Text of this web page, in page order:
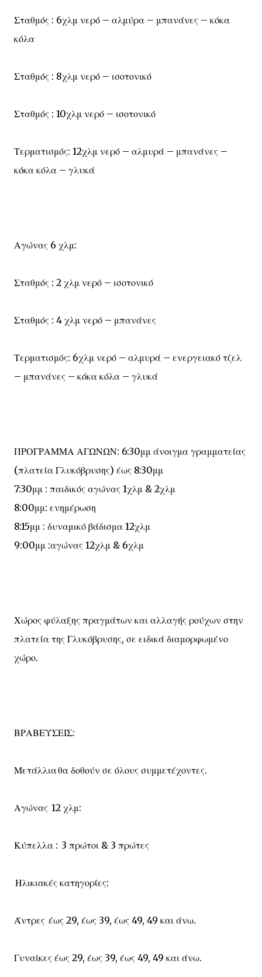
Σταθμός : 6χλμ νερό – αλμύρα – μπανάνες – κόκα
κόλα
Σταθμός : 8χλμ νερό – ισοτονικό
Σταθμός : 10χλμ νερό – ισοτονικό
Τερματισμός: 12χλμ νερό – αλμυρά – μπανάνες –
κόκα κόλα – γλυκά
Αγώνας 6 χλμ:
Σταθμός : 2 χλμ νερό – ισοτονικό
Σταθμός : 4 χλμ νερό – μπανάνες
Τερματισμός: 6χλμ νερό – αλμυρά – ενεργειακό τζελ
– μπανάνες – κόκα κόλα – γλυκά
ΠΡΟΓΡΑΜΜΑ ΑΓΩΝΩΝ: 6:30μμ άνοιγμα γραμματείας
(πλατεία Γλυκόβρυσης) έως 8:30μμ
7:30μμ : παιδικός αγώνας 1χλμ & 2χλμ
8:00μμ: ενημέρωση
8:15μμ : δυναμικό βάδισμα 12χλμ
9:00μμ :αγώνας 12χλμ & 6χλμ
Χώρος φύλαξης πραγμάτων και αλλαγής ρούχων στην
πλατεία της Γλυκόβρυσης, σε ειδικά διαμορφωμένο
χώρο.
ΒΡΑΒΕΥΣΕΙΣ:
Μετάλλια θα δοθούν σε όλους συμμετέχοντες.
Αγώνας 12 χλμ:
Κύπελλα : 3 πρώτοι & 3 πρώτες
Ηλικιακές κατηγορίες:
Άντρες έως 29, έως 39, έως 49, 49 και άνω.
Γυναίκες έως 29, έως 39, έως 49, 49 και άνω.